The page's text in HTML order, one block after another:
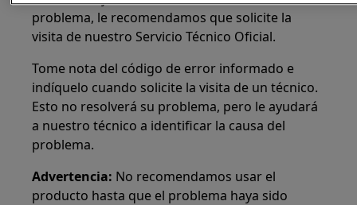
problema, le recomendamos que solicite la
visita de nuestro Servicio Técnico Oficial.
Tome nota del código de error informado e
indíquelo cuando solicite la visita de un técnico.
Esto no resolverá su problema, pero le ayudará
a nuestro técnico a identificar la causa del
problema.
Advertencia: No recomendamos usar el
producto hasta que el problema haya sido